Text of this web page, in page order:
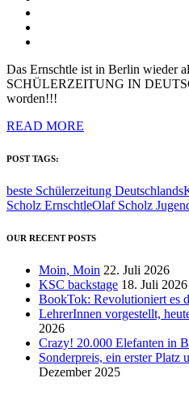
Das Ernschtle ist in Berlin wieder
SCHÜLERZEITUNG IN
worden!!!
READ MORE
POST TAGS:
beste Schülerzeitung Deutschlands
Scholz ErnschtleOlaf Scholz
OUR RECENT POSTS
Moin, Moin 22. Juli 2026
KSC backstage 18. Juli 2026
BookTok: Revolutioniert es
LehrerInnen vorgestellt,
2026
Crazy! 20.000 Elefanten in
Sonderpreis, ein erster Platz
Dezember 2025